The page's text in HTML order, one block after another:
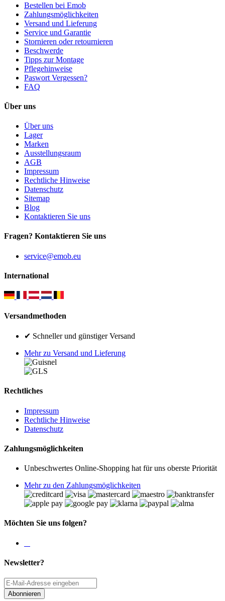
Bestellen bei Emob
Zahlungsmöglichkeiten
Versand und Lieferung
Service und Garantie
Stornieren oder retournieren
Beschwerde
Tipps zur Montage
Pflegehinweise
Paswort Vergessen?
FAQ
Über uns
Über uns
Lager
Marken
Ausstellungsraum
AGB
Impressum
Rechtliche Hinweise
Datenschutz
Sitemap
Blog
Kontaktieren Sie uns
Fragen? Kontaktieren Sie uns
service@emob.eu
International
Versandmethoden
✔ Schneller und günstiger Versand
Mehr zu Versand und Lieferung
Rechtliches
Impressum
Rechtliche Hinweise
Datenschutz
Zahlungsmöglichkeiten
Unbeschwertes Online-Shopping hat für uns oberste Priorität
Mehr zu den Zahlungsmöglichkeiten
Möchten Sie uns folgen?
Newsletter?
Abonnieren